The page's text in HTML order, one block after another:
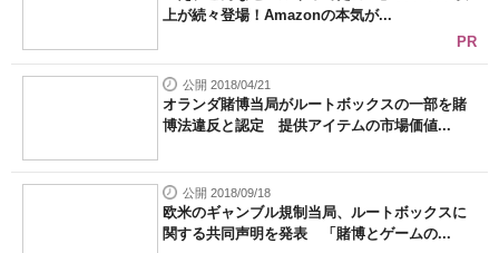
上が続々登場！Amazonの本気が...
PR
公開 2018/04/21
オランダ賭博当局がルートボックスの一部を賭
博法違反と認定 提供アイテムの市場価値...
公開 2018/09/18
欧米のギャンブル規制当局、ルートボックスに
関する共同声明を発表 「賭博とゲームの...